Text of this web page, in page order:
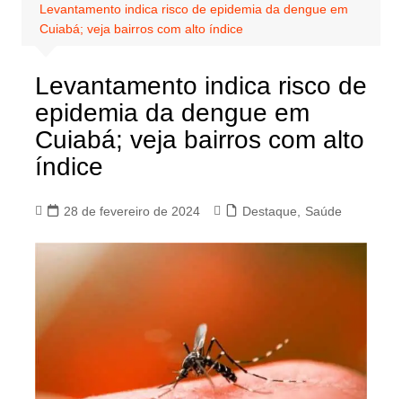
Levantamento indica risco de epidemia da dengue em
Cuiabá; veja bairros com alto índice
Levantamento indica risco de
epidemia da dengue em
Cuiabá; veja bairros com alto
índice
28 de fevereiro de 2024 Destaque Saúde